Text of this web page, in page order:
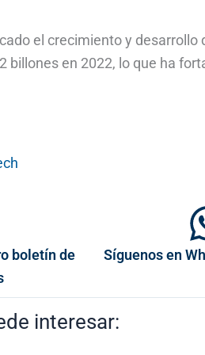
el crecimiento y
billones en 2022, lo que ha
boletín de
Síguenos en
interesar: